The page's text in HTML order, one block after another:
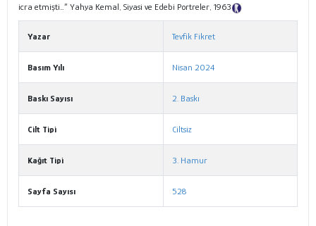
icra etmişti…” Yahya Kemal, Siyasi ve Edebi Portreler, 1963
Yazar Tevfik Fikret
Basım Yılı Nisan 2024
Baskı Sayısı 2. Baskı
Cilt Tipi Ciltsiz
Kağıt Tipi 3. Hamur
Sayfa Sayısı 528